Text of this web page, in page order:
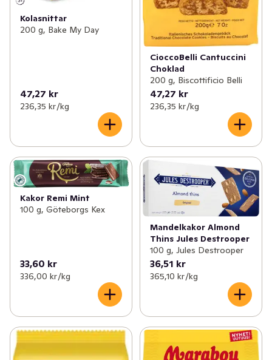
Kolasnittar
200 g, Bake My Day
47,27 kr
236,35 kr /kg
CioccoBelli Cantuccini
Choklad
200 g, Biscottificio Belli
47,27 kr
236,35 kr /kg
Kakor Remi Mint
100 g, Göteborgs Kex
33,60 kr
336,00 kr /kg
Mandelkakor Almond
Thins Jules Destrooper
100 g, Jules Destrooper
36,51 kr
365,10 kr /kg